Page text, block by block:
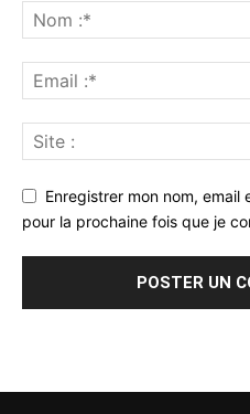
Enregistrer mon nom,
pour la prochaine fois que je